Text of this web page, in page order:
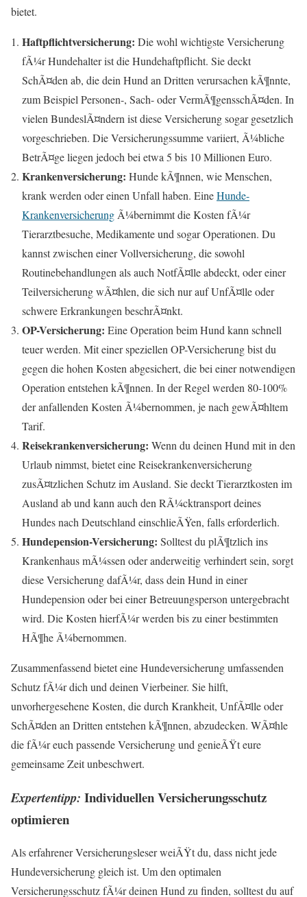
bietet.
Haftpflichtversicherung: Die wohl wichtigste Versicherung
fÃ¼r Hundehalter ist die Hundehaftpflicht. Sie deckt
SchÃ¤den ab, die dein Hund an Dritten verursachen kÃ¶nnte,
zum Beispiel Personen-, Sach- oder VermÃ¶gensschÃ¤den. In
vielen BundeslÃ¤ndern ist diese Versicherung sogar gesetzlich
vorgeschrieben. Die Versicherungssumme variiert, Ã¼bliche
BetrÃ¤ge liegen jedoch bei etwa 5 bis 10 Millionen Euro.
Krankenversicherung: Hunde kÃ¶nnen, wie Menschen,
krank werden oder einen Unfall haben. EineHunde-
Krankenversicherung Ã¼bernimmt die Kosten fÃ¼r
Tierarztbesuche, Medikamente und sogar Operationen. Du
kannst zwischen einer Vollversicherung, die sowohl
Routinebehandlungen als auch NotfÃ¤lle abdeckt, oder einer
Teilversicherung wÃ¤hlen, die sich nur auf UnfÃ¤lle oder
schwere Erkrankungen beschrÃ¤nkt.
OP-Versicherung: Eine Operation beim Hund kann schnell
teuer werden. Mit einer speziellen OP-Versicherung bist du
gegen die hohen Kosten abgesichert, die bei einer notwendigen
Operation entstehen kÃ¶nnen. In der Regel werden 80-100%
der anfallenden Kosten Ã¼bernommen, je nach gewÃ¤hltem
Tarif.
Reisekrankenversicherung: Wenn du deinen Hund mit in den
Urlaub nimmst, bietet eine Reisekrankenversicherung
zusÃ¤tzlichen Schutz im Ausland. Sie deckt Tierarztkosten im
Ausland ab und kann auch den RÃ¼cktransport deines
Hundes nach Deutschland einschlieÃŸen, falls erforderlich.
Hundepension-Versicherung: Solltest du plÃ¶tzlich ins
Krankenhaus mÃ¼ssen oder anderweitig verhindert sein, sorgt
diese Versicherung dafÃ¼r, dass dein Hund in einer
Hundepension oder bei einer Betreuungsperson untergebracht
wird. Die Kosten hierfÃ¼r werden bis zu einer bestimmten
HÃ¶he Ã¼bernommen.
Zusammenfassend bietet eine Hundeversicherung umfassenden
Schutz fÃ¼r dich und deinen Vierbeiner. Sie hilft,
unvorhergesehene Kosten, die durch Krankheit, UnfÃ¤lle oder
SchÃ¤den an Dritten entstehen kÃ¶nnen, abzudecken. WÃ¤hle
die fÃ¼r euch passende Versicherung und genieÃŸt eure
gemeinsame Zeit unbeschwert.
Expertentipp: Individuellen Versicherungsschutz
optimieren
Als erfahrener Versicherungsleser weiÃŸt du, dass nicht jede
Hundeversicherung gleich ist. Um den optimalen
Versicherungsschutz fÃ¼r deinen Hund zu finden, solltest du auf